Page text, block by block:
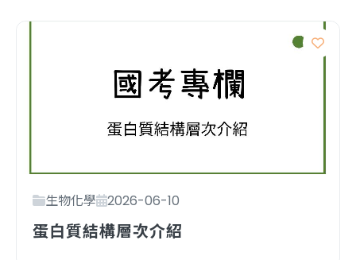
生物化學 2026-06-10
蛋白質結構層次介紹